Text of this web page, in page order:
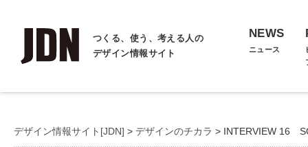
つくる、使う、考える人の
デザイン情報サイト
NEWS
ニュース
デザイン情報サイト[JDN] > デザインのチカラ > INTERVIEW 16